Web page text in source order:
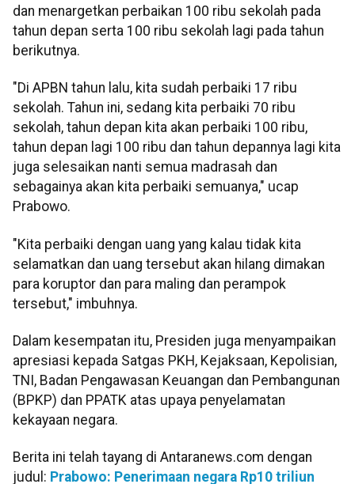
dan menargetkan perbaikan 100 ribu sekolah pada
tahun depan serta 100 ribu sekolah lagi pada tahun
berikutnya.
"Di APBN tahun lalu, kita sudah perbaiki 17 ribu
sekolah. Tahun ini, sedang kita perbaiki 70 ribu
sekolah, tahun depan kita akan perbaiki 100 ribu,
tahun depan lagi 100 ribu dan tahun depannya lagi kita
juga selesaikan nanti semua madrasah dan
sebagainya akan kita perbaiki semuanya," ucap
Prabowo.
"Kita perbaiki dengan uang yang kalau tidak kita
selamatkan dan uang tersebut akan hilang dimakan
para koruptor dan para maling dan perampok
tersebut," imbuhnya.
Dalam kesempatan itu, Presiden juga menyampaikan
apresiasi kepada Satgas PKH, Kejaksaan, Kepolisian,
TNI, Badan Pengawasan Keuangan dan Pembangunan
(BPKP) dan PPATK atas upaya penyelamatan
kekayaan negara.
Berita ini telah tayang di Antaranews.com dengan
judul: Prabowo: Penerimaan negara Rp10 triliun